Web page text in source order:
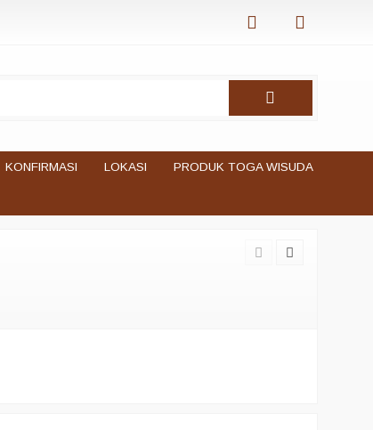
KONFIRMASI LOKASI PRODUK TOGA WISUDA